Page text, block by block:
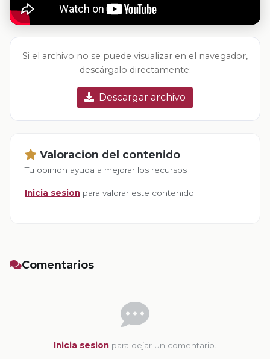
Si el archivo no se puede visualizar en el navegador,
descárgalo directamente:
Descargar archivo
Valoracion del contenido
Tu opinion ayuda a mejorar los recursos
Inicia sesion para valorar este contenido.
Comentarios
Inicia sesion para dejar un comentario.